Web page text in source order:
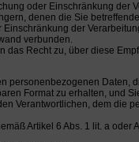
oder Einschränkung der
denen die Sie
der
verbunden.
das Recht zu, über diese
personenbezogenen Daten,
Format zu erhalten, und
Verantwortlichen, dem die
Artikel 6 Abs. 1 lit. a oder